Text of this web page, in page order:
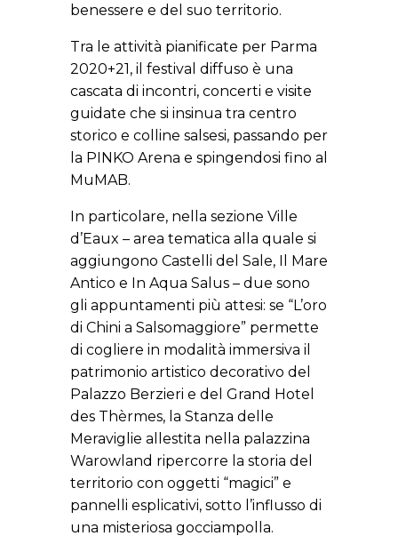
benessere e del suo territorio.
Tra le attività pianificate per Parma
2020+21, il festival diffuso è una
cascata di incontri, concerti e visite
guidate che si insinua tra centro
storico e colline salsesi, passando per
la PINKO Arena e spingendosi fino al
MuMAB.
In particolare, nella sezione Ville
d’Eaux – area tematica alla quale si
aggiungono Castelli del Sale, Il Mare
Antico e In Aqua Salus – due sono
gli appuntamenti più attesi: se “L’oro
di Chini a Salsomaggiore” permette
di cogliere in modalità immersiva il
patrimonio artistico decorativo del
Palazzo Berzieri e del Grand Hotel
des Thèrmes, la Stanza delle
Meraviglie allestita nella palazzina
Warowland ripercorre la storia del
territorio con oggetti “magici” e
pannelli esplicativi, sotto l’influsso di
una misteriosa gocciampolla.